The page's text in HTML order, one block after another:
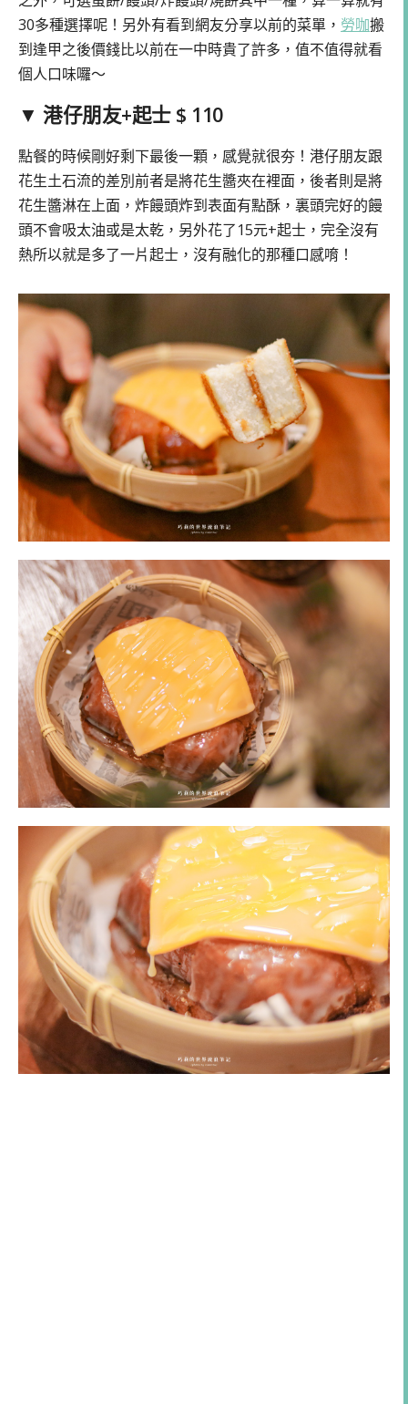
30多種選擇呢！另外有看到網友分享以前的菜單， 勞咖搬
到逢甲之後價錢比以前在一中時貴了許多，值不值得就看
個人口味囉～
▼ 港仔朋友+起士 $ 110
點餐的時候剛好剩下最後一顆，感覺就很夯！港仔朋友跟
花生土石流的差別前者是將花生醬夾在裡面，後者則是將
花生醬淋在上面，炸饅頭炸到表面有點酥，裏頭完好的饅
頭不會吸太油或是太乾，另外花了15元+起士，完全沒有
熱所以就是多了一片起士，沒有融化的那種口感唷！